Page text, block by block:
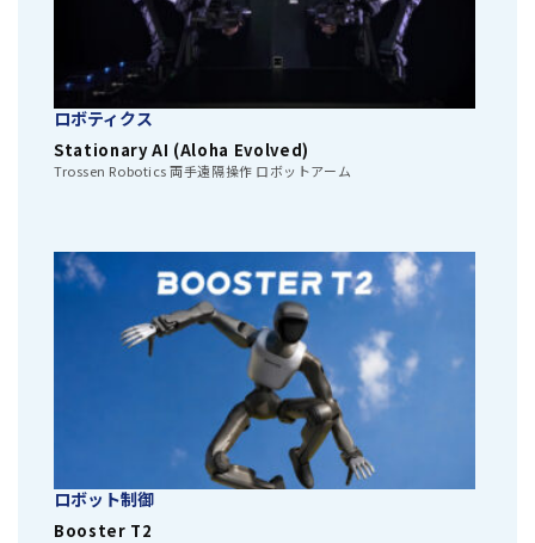
ロボティクス
Stationary AI (Aloha Evolved)
Trossen Robotics 両手遠隔操作 ロボットアーム
ロボット制御
Booster T2